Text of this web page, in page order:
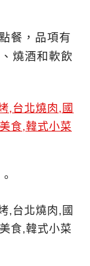
餐，品項有
燒酒和軟飲